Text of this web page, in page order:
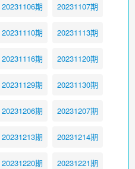
20231106期 20231107期
20231110期 20231113期
20231116期 20231120期
20231129期 20231130期
20231206期 20231207期
20231213期 20231214期
20231220期 20231221期